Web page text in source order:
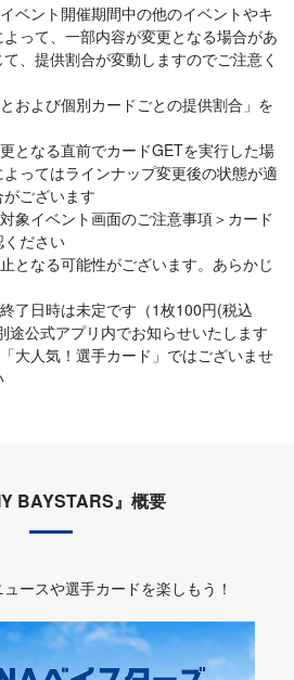
ベント開催期間中の他のイベントやキ
って、一部内容が変更となる場合があ
、提供割合が変動しますのでご注意く
および個別カードごとの提供割合」を
となる直前でカードGETを実行した場
ってはラインナップ変更後の状態が適
ございます
象イベント画面のご注意事項＞カード
ださい
となる可能性がございます。あらかじ
了日時は未定です（1枚100円(税込
途公式アプリ内でお知らせいたします
大人気！選手カード」ではございませ
BAYSTARS』概要
ースや選手カードを楽しもう！